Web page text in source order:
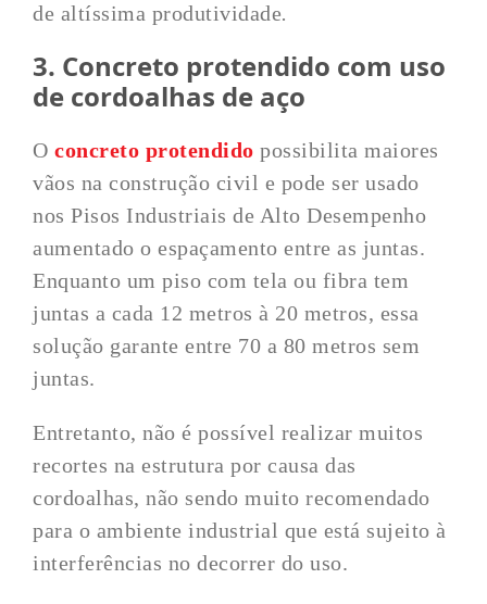
de altíssima produtividade.
3. Concreto protendido com uso
de cordoalhas de aço
Oconcreto protendido possibilita maiores
vãos na construção civil e pode ser usado
nos Pisos Industriais de Alto Desempenho
aumentado o espaçamento entre as juntas.
Enquanto um piso com tela ou fibra tem
juntas a cada 12 metros à 20 metros, essa
solução garante entre 70 a 80 metros sem
juntas.
Entretanto, não é possível realizar muitos
recortes na estrutura por causa das
cordoalhas, não sendo muito recomendado
para o ambiente industrial que está sujeito à
interferências no decorrer do uso.